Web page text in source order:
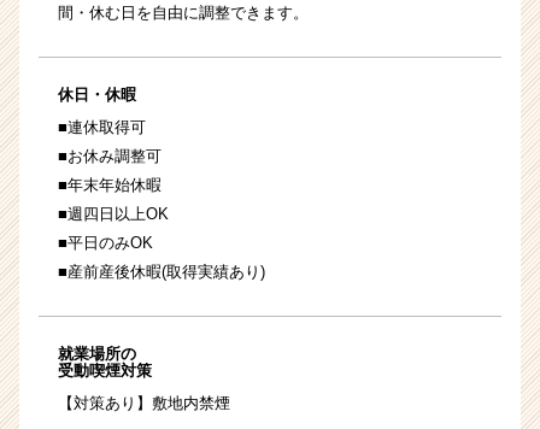
間・休む日を自由に調整できます。
休日・休暇
■連休取得可
■お休み調整可
■年末年始休暇
■週四日以上OK
■平日のみOK
■産前産後休暇(取得実績あり)
就業場所の
受動喫煙対策
【対策あり】敷地内禁煙